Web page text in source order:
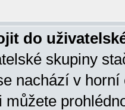
do
skupiny
nachází v horní